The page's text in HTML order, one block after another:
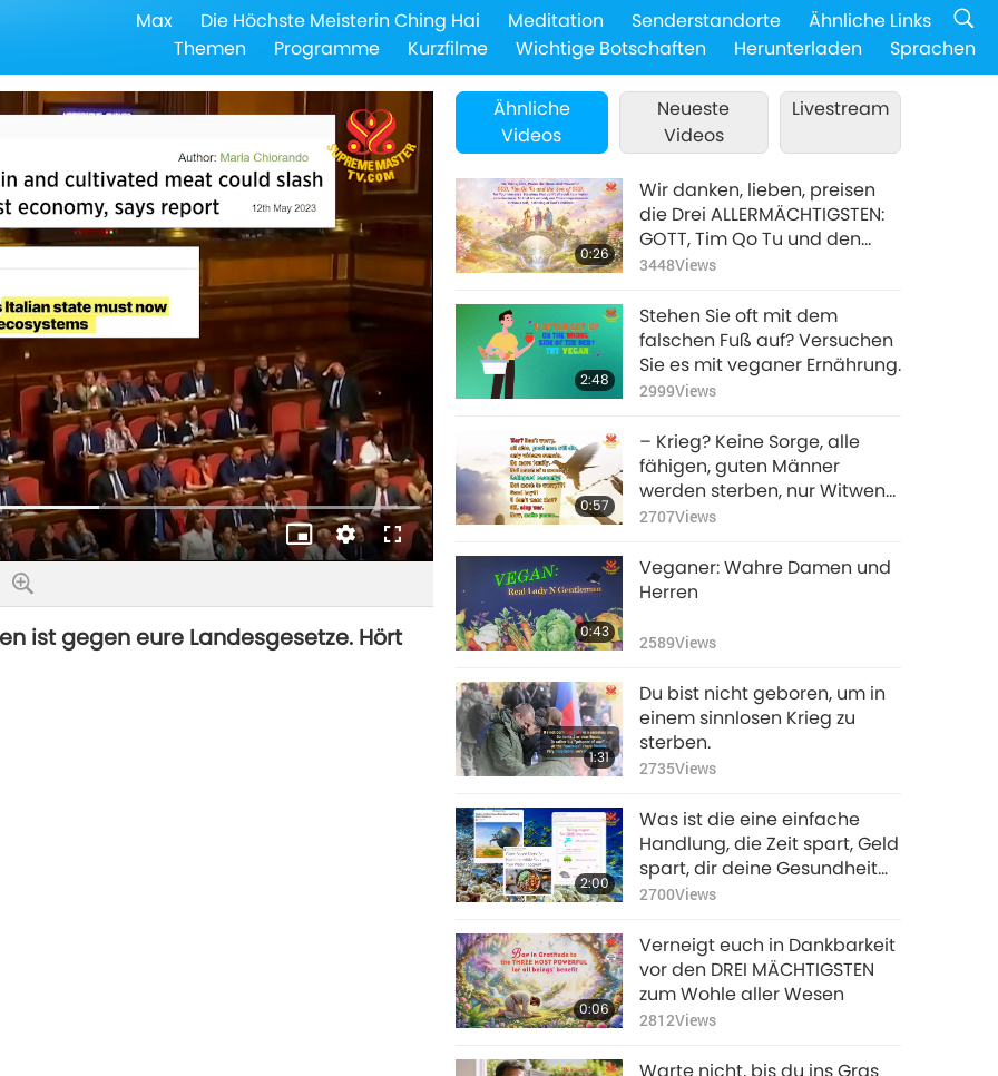
Max Die Höchste Meisterin Ching Hai Meditation Senderstandorte
Ähnliche Links
Themen
Programme Kurzfilme Wichtige Botschaften Herunterladen Sprachen
Bild-
im-
QualitätVollbild
ist gegen eure Landesgesetze. Hört
Ähnliche
Videos
Neueste
Videos
Livestream
0:26
Wir danken, lieben, preisen
die Drei ALLERMÄCHTIGSTEN:
GOTT, Tim Qo Tu und den
Sohn GOTTES für Eure
die alle Seelen auf ein
höheres Bewusstsein
erheben, so dass wir unser
wahres mitfühlendes,
verkörpern, wie es sich für
Gottes Kinder ziemt
3448Views
2:48
Stehen Sie oft mit dem
falschen Fuß auf? Versuchen
Sie es mit veganer Ernährung.
2999Views
0:57
– Krieg? Keine Sorge, alle
fähigen, guten Männer
werden sterben, nur Witwen
bleiben übrig. Ist das gut?
übrig vom Land!
Zusammengebrochene
zur Sorge??! Gut, was?! Wollt
den Krieg. ERHALTET jetzt den
Frieden …
2707Views
0:43
Veganer: Wahre Damen und
Herren
2589Views
1:31
Du bist nicht geboren, um in
einem sinnlosen Krieg zu
sterben.
2735Views
2:00
Was ist die eine einfache
Handlung, die Zeit spart, Geld
spart, dir deine Gesundheit
und deine Jugend erhält,
vor der Hölle bewahrt, dich in
den Himmel führt, viele
Unschuldige rettet, saubere
Luft bewahrt, reines Wasser
die Flüsse rettet, alle
2700Views
0:06
Verneigt euch in Dankbarkeit
vor den DREI MÄCHTIGSTEN
zum Wohle aller Wesen
2812Views